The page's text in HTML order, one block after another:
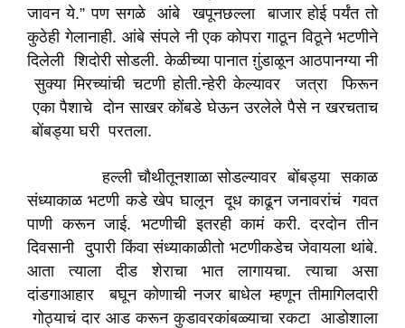
जावन ये.” पण सगळे आंबे खपूनछल्ला बाजार होई पर्यंत तो
कुठेही गेलानाही. आंबे संपले नी एक कोपरा गाठून विठूने भटणीने
दिलेली शिदोरी सोडली. केळीच्या पानात ग़ुंडाळून आठपानग्या नी
सुक्या मिरच्यांची चटणी होती.न्हेरी केल्यावर जत्रा फिरून
एका पैशाचे दोन साखर कोंबडे घेऊन उरलेले पैसे न खरचताच
बोंबड्या घरी परतला.
हल्ली चौथीतूनशाळा सोडल्यावर बोंबड्या सकाळ
संध्याकाळ भटणी कडे खेप घालून दूध काढून जनावरांचं गवत
पाणी करून जाई. भटणीची इतरही कामं करी. दरदोन तीन
दिवसानी दुपारी किंवा संध्याकाळीतो भटणीकडेच जेवायला थांबे.
आता त्याला दीड शेराचा भात लागायचा. त्याचा असा
दांडगाआहार बघून कोणाची नजर बाधेल म्हणून तीमागिलदारी
गोठ्याचं दार आड करून कुडावरकांबळ्याचा रकटा आडोशाला